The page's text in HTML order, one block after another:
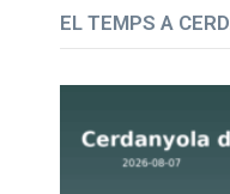
EL TEMPS A